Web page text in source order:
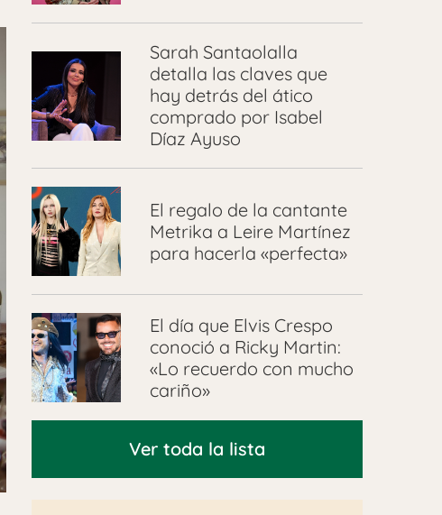
Sarah Santaolalla
detalla las claves que
hay detrás del ático
comprado por Isabel
Díaz Ayuso
El regalo de la cantante
Metrika a Leire Martínez
para hacerla «perfecta»
El día que Elvis Crespo
conoció a Ricky Martin:
«Lo recuerdo con mucho
cariño»
Ver toda la lista